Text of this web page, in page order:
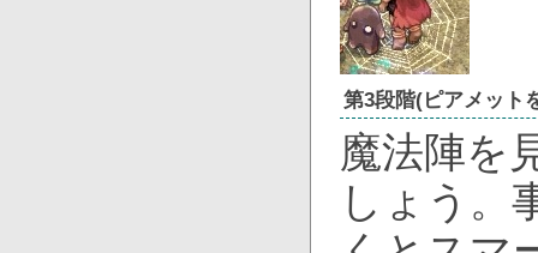
第3段階(ピアメット
魔法陣を
しょう。